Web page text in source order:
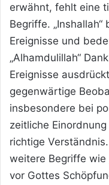
erwähnt, fehlt eine
Begriffe.
Ereignisse und
„Alhamdulillah“
Ereignisse
gegenwärtige
insbesondere bei
zeitliche
richtige
weitere Begriffe wie
vor Gottes